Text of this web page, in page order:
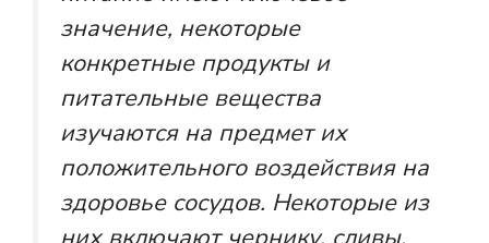
значение, некоторые
конкретные продукты и
питательные вещества
изучаются на предмет их
положительного воздействия на
здоровье сосудов. Некоторые из